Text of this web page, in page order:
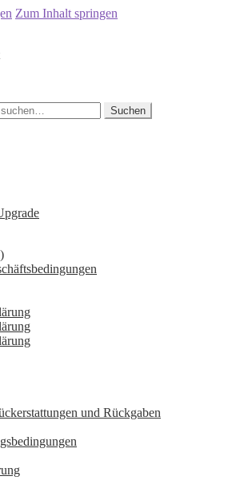
Zum Inhalt springen
Suchen
und Rückgaben